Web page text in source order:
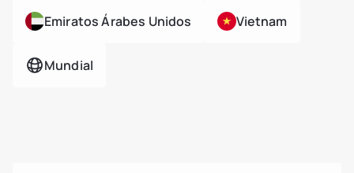
Emiratos Árabes Unidos Vietnam
Mundial